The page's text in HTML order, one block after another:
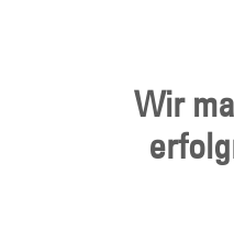
Wir